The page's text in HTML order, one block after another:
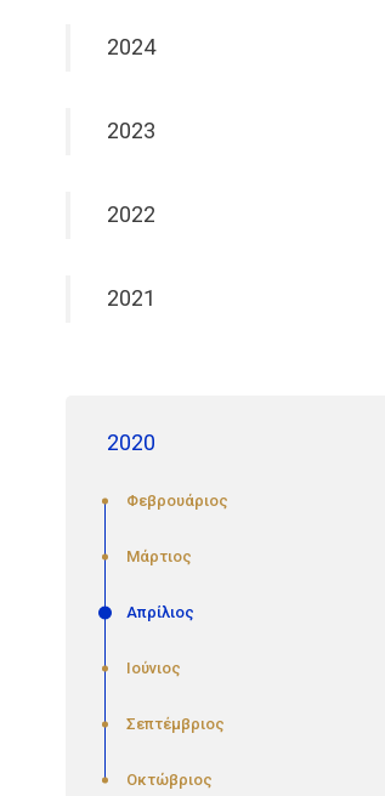
2024
2023
2022
2021
2020
Φεβρουάριος
Μάρτιος
Απρίλιος
Ιούνιος
Σεπτέμβριος
Οκτώβριος